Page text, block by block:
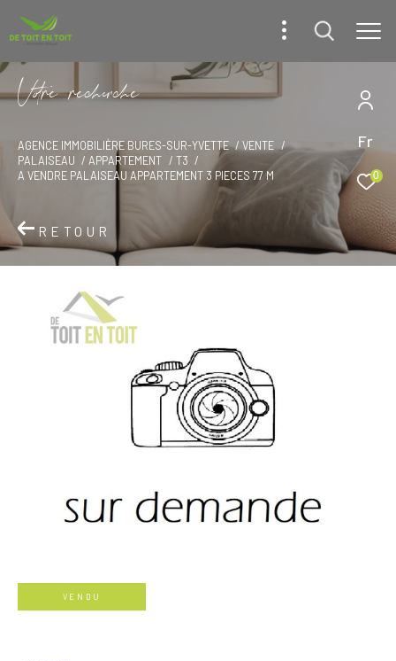
Fr
0
Vore recece
AGENCE IMMOBILIÈRE BURES-SUR-YVETTE
VENTE
PALAISEAU
APPARTEMENT
T3
A VENDRE PALAISEAU APPARTEMENT 3 PIECES 77 M
RETOUR
VENDU